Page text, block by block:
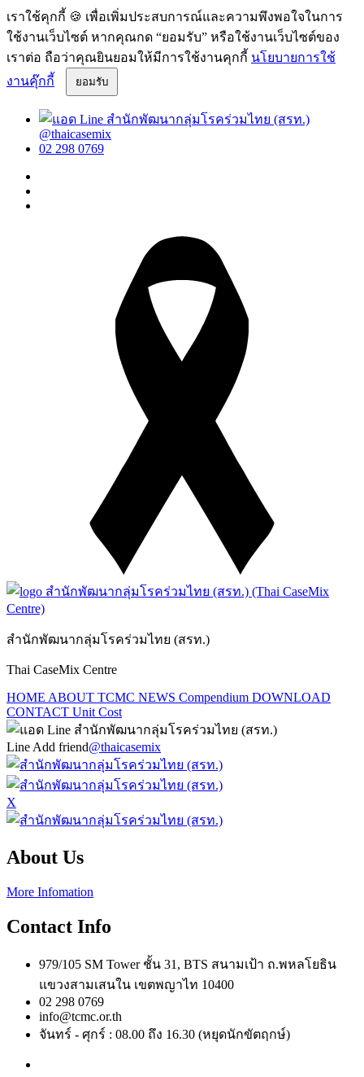
เราใช้คุกกี้ 🍪 เพื่อเพิ่มประสบการณ์และความพึงพอใจในการ
ใช้งานเว็บไซต์ หากคุณกด “ยอมรับ” หรือใช้งานเว็บไซต์ของ
เราต่อ ถือว่าคุณยินยอมให้มีการใช้งานคุกกี้ นโยบายการใช้
งานคุ๊กกี้
ยอมรับ
@thaicasemix
02 298 0769
สำนักพัฒนากลุ่มโรคร่วมไทย (สรท.)
Thai CaseMix Centre
HOME ABOUT TCMC NEWS Compendium DOWNLOAD
CONTACT Unit Cost
Line Add friend@thaicasemix
X
About Us
More Infomation
Contact Info
979/105 SM Tower ชั้น 31, BTS สนามเป้า ถ.พหลโยธิน
แขวงสามเสนใน เขตพญาไท 10400
02 298 0769
info@tcmc.or.th
จันทร์ - ศุกร์ : 08.00 ถึง 16.30 (หยุดนักขัตฤกษ์)